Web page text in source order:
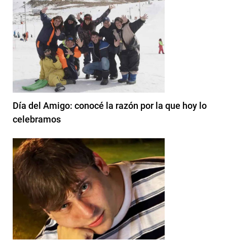
Día del Amigo: conocé la razón por la que hoy lo
celebramos